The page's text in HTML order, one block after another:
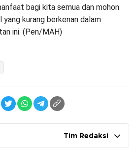
bagi kita semua dan mohon
yang kurang berkenan dalam
ini. (Pen/MAH)
Tim Redaksi